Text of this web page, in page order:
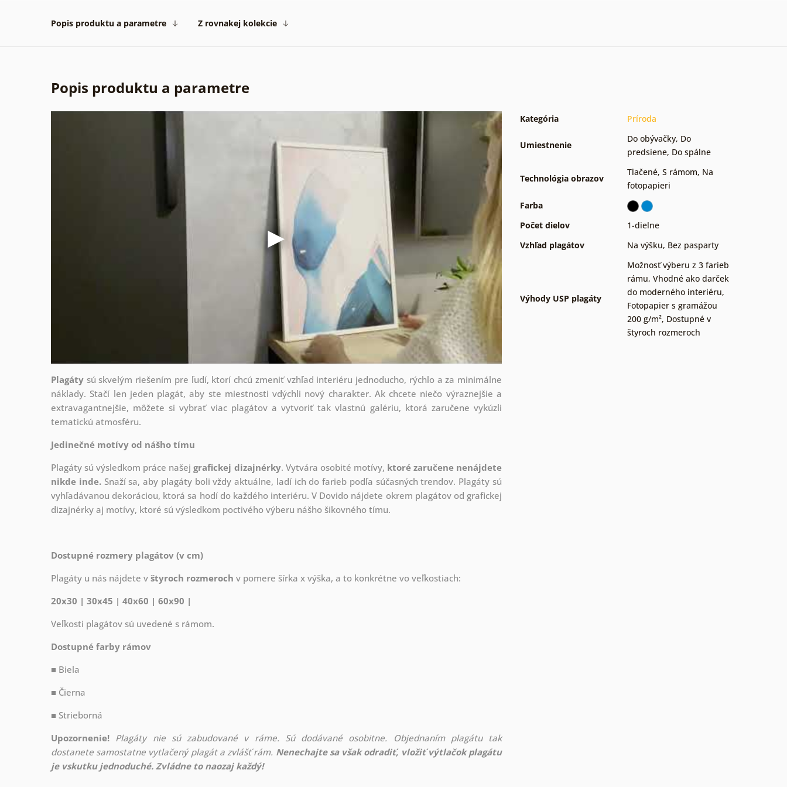
Popis produktu a parametre Z rovnakej kolekcie
Popis produktu a parametre
Plagáty sú skvelým riešením pre ľudí, ktorí chcú zmeniť vzhľad interiéru jednoducho, rýchlo a za minimálne
náklady. Stačí len jeden plagát, aby ste miestnosti vdýchli nový charakter. Ak chcete niečo výraznejšie a
extravagantnejšie, môžete si vybrať viac plagátov a vytvoriť tak vlastnú galériu, ktorá zaručene vykúzli
tematickú atmosféru.
Jedinečné motívy od nášho tímu
Plagáty sú výsledkom práce našejgrafickej dizajnérky. Vytvára osobité motívy, ktoré zaručene nenájdete
nikde inde.Snaží sa, aby plagáty boli vždy aktuálne, ladí ich do farieb podľa súčasných trendov. Plagáty sú
vyhľadávanou dekoráciou, ktorá sa hodí do každého interiéru. V Dovido nájdete okrem plagátov od grafickej
dizajnérky aj motívy, ktoré sú výsledkom poctivého výberu nášho šikovného tímu.
Dostupné rozmery plagátov (v cm)
Plagáty u nás nájdete v štyroch rozmeroch v pomere šírka x výška, a to konkrétne vo veľkostiach:
20x30 | 30x45 | 40x60 | 60x90 |
Veľkosti plagátov sú uvedené s rámom.
Dostupné farby rámov
■ Biela
■ Čierna
■ Strieborná
Upozornenie! Plagáty nie sú zabudované v ráme. Sú dodávané osobitne. Objednaním plagátu tak
dostanete samostatne vytlačený plagát a zvlášť rám. Nenechajte sa však odradiť, vložiť výtlačok plagátu
je vskutku jednoduché. Zvládne to naozaj každý!
Kategória Príroda
Umiestnenie
Do obývačky, Do
predsiene, Do spálne
Technológia obrazov
Tlačené, S rámom, Na
fotopapieri
Farba
Počet dielov
1-dielne
Vzhľad plagátov
Na výšku, Bez pasparty
Výhody USP plagáty
Možnosť výberu z 3 farieb
rámu, Vhodné ako darček
do moderného interiéru,
Fotopapier s gramážou
200 g/m², Dostupné v
štyroch rozmeroch